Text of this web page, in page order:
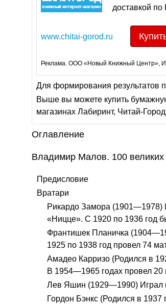
доставкой по
www.chitai-gorod.ru
Реклама. ООО «Новый Книжный Центр»,
Для формирования результатов
Выше вы можете купить
магазинах Лабиринт, Читай-
Оглавление
Владимир Малов. 100 великих
Предисловие
Вратари
Рикардо Замора (1901—1978)
«Ницце». С 1920 по 1936 год
Франтишек Планичка
1925 по 1938 год провел 74
Амадео Карризо (Родился в
В 1954—1965 годах провел 20
Лев Яшин (1929—1990) Играл
Гордон Бэнкс (Родился в 1937